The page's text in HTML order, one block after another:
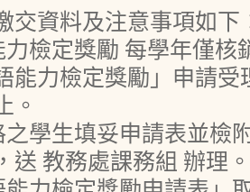
交資料及注意事項如下
檢定獎勵 每學年僅核
能力檢定獎勵」申請受
。
學生填妥申請表並檢
送 教務處課務組 辦理。